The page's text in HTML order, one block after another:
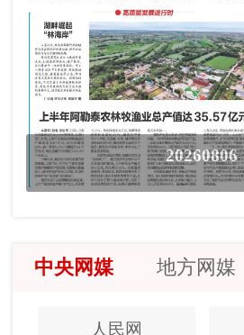
20260806
中央网媒 地方网媒
人民网